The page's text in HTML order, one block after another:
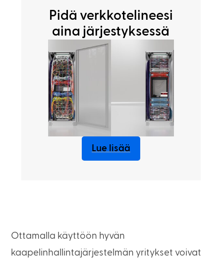
Pidä verkkotelineesi
aina järjestyksessä
Lue lisää
Ottamalla käyttöön hyvän
kaapelinhallintajärjestelmän yritykset voivat